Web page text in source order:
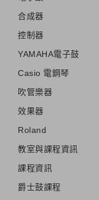
合成器
控制器
YAMAHA電子鼓
Casio 電鋼琴
吹管樂器
效果器
Roland
教室與課程資訊
課程資訊
爵士鼓課程